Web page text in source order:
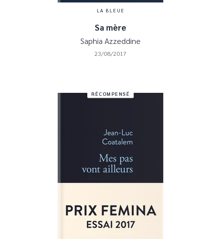
LA BLEUE
Sa mère
Saphia Azzeddine
23/08/2017
RÉCOMPENSÉ